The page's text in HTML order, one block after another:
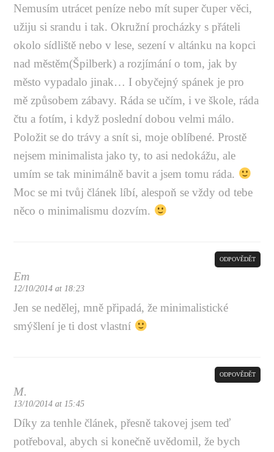
Nemusím utrácet peníze nebo mít super čuper věci,
užiju si srandu i tak. Okružní procházky s přáteli
okolo sídliště nebo v lese, sezení v altánku na kopci
nad městěm(Špilberk) a rozjímání o tom, jak by
město vypadalo jinak… I obyčejný spánek je pro
mě způsobem zábavy. Ráda se učím, i ve škole, ráda
čtu a fotím, i když poslední dobou velmi málo.
Položit se do trávy a snít si, moje oblíbené. Prostě
nejsem minimalista jako ty, to asi nedokážu, ale
umím se tak minimálně bavit a jsem tomu ráda.
Moc se mi tvůj článek líbí, alespoň se vždy od tebe
něco o minimalismu dozvím.
Em
12/10/2014 at 18:23
ODPOVĚDĚT
Jen se nedělej, mně připadá, že minimalistické
smýšlení je ti dost vlastní
M.
13/10/2014 at 15:45
ODPOVĚDĚT
Díky za tenhle článek, přesně takovej jsem teď
potřeboval, abych si konečně uvědomil, že bych